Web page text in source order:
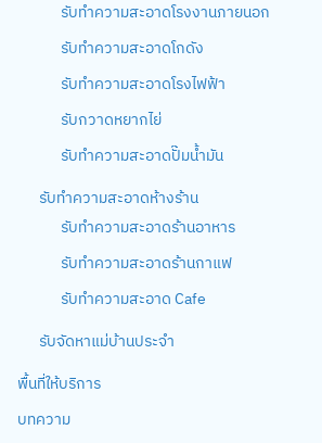
รับทำความสะอาดโรงงานภายนอก
รับทำความสะอาดโกดัง
รับทำความสะอาดโรงไฟฟ้า
รับกวาดหยากไย่
รับทำความสะอาดปั๊มน้ำมัน
รับทำความสะอาดห้างร้าน
รับทำความสะอาดร้านอาหาร
รับทำความสะอาดร้านกาแฟ
รับทำความสะอาด Cafe
รับจัดหาแม่บ้านประจำ
พื้นที่ให้บริการ
บทความ